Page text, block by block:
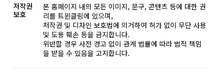
저작권
보호
본 홈페이지 내의 모든 이미지, 문구, 콘텐츠 등에 대한 권
리를 트윈클링에 있으며,
저작권 및 디자인 보호법에 의거하여 허가 없이 무단 사용
및 도용 훼손 등을 금지합니다.
위반할 경우 사전 경고 없이 관계 법률에 따라 법적 책임
을 받을 수 있음을 고지합니다.